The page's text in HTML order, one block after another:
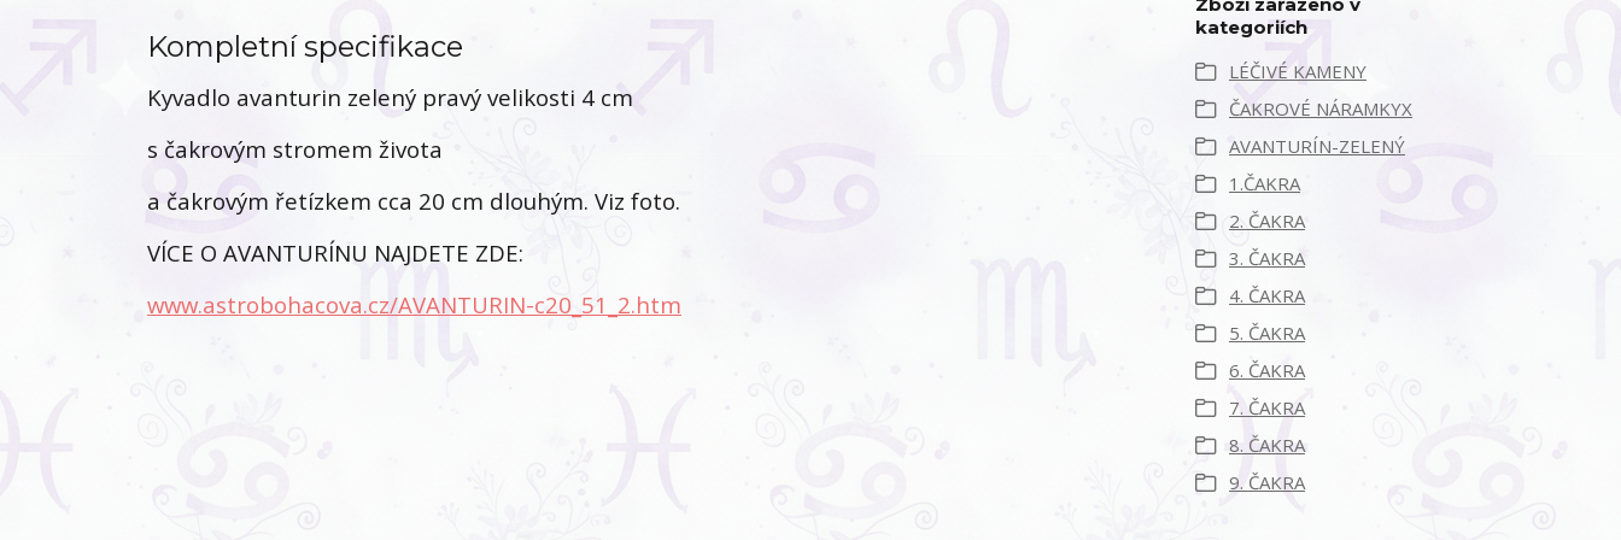
Kompletní specifikace
Kyvadlo avanturin zelený pravý velikosti 4 cm
s čakrovým stromem života
a čakrovým řetízkem cca 20 cm dlouhým. Viz foto.
VÍCE O AVANTURÍNU NAJDETE ZDE:
www.astrobohacova.cz/AVANTURIN-c20_51_2.htm
Zboží zařazeno v
kategoriích
LÉČIVÉ KAMENY
ČAKROVÉ NÁRAMKYX
AVANTURÍN-ZELENÝ
1.ČAKRA
2. ČAKRA
3. ČAKRA
4. ČAKRA
5. ČAKRA
6. ČAKRA
7. ČAKRA
8. ČAKRA
9. ČAKRA